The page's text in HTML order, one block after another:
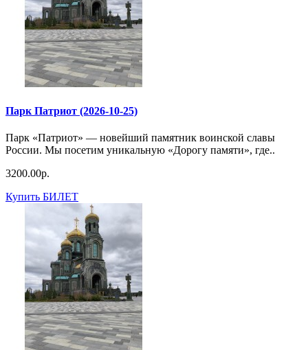
Парк Патриот (2026-10-25)
Парк «Патриот» — новейший памятник воинской славы
России. Мы посетим уникальную «Дорогу памяти», где..
3200.00р.
Купить БИЛЕТ